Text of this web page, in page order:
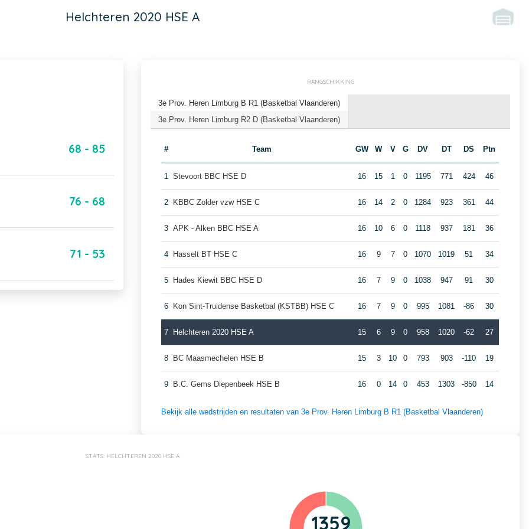
Helchteren 2020 HSE A
68 - 85
76 - 68
71 - 53
RANGSCHIKKING
3e Prov. Heren Limburg B R1 (Basketbal Vlaanderen)
3e Prov. Heren Limburg R2 D (Basketbal Vlaanderen)
# Team GW W V G DV DT DS Ptn
1 Stevoort BBC HSE D 16 15 1 0 1195 771 424 46
2 KBBC Zolder vzw HSE C 16 14 2 0 1284 923 361 44
3 APK - Alken BBC HSE A 16 10 6 0 1118 937 181 36
4 Hasselt BT HSE C 16 9 7 0 1070 1019 51 34
5 Hades Kiewit BBC HSE D 16 7 9 0 1038 947 91 30
6 Kon Sint-Truidense Basketbal (KSTBB) HSE C 16 7 9 0 995 1081 -86 30
7 Helchteren 2020 HSE A 15 6 9 0 958 1020 -62 27
8 BC Maasmechelen HSE B 15 3 10 0 793 903 -110 19
9 B.C. Gems Diepenbeek HSE B 16 0 14 0 453 1303 -850 14
Bekijk alle wedstrijden en resultaten van 3e Prov. Heren Limburg B R1 (Basketbal Vlaanderen)
STATS: HELCHTEREN 2020 HSE A
1359